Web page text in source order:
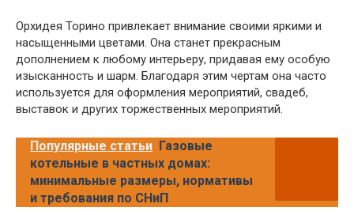
Орхидея Торино привлекает внимание своими яркими и
насыщенными цветами. Она станет прекрасным
дополнением к любому интерьеру, придавая ему особую
изысканность и шарм. Благодаря этим чертам она часто
используется для оформления мероприятий, свадеб,
выставок и других торжественных мероприятий.
Популярные статьи Газовые
котельные в частных домах:
минимальные размеры, нормативы
и требования по СНиП